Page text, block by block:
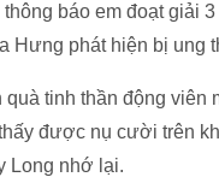
báo em đoạt giải
Hưng phát hiện bị ung
tinh thần động viên
được nụ cười trên
Long nhớ lại.